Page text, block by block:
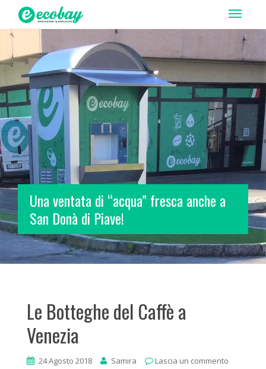
T
o
g
e
n
v
Una ventata di “acqua” fresca anche a
San Donà di Piave!
Le Botteghe del Caffè a
Venezia
24 Agosto 2018 Samira
Lascia un commento